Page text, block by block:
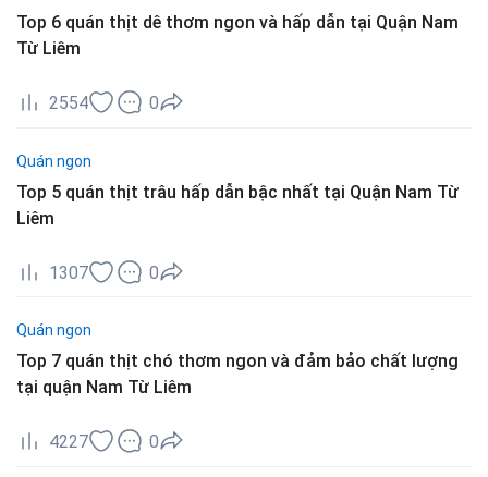
Top 6 quán thịt dê thơm ngon và hấp dẫn tại Quận Nam
Từ Liêm
2554 0
Quán ngon
Top 5 quán thịt trâu hấp dẫn bậc nhất tại Quận Nam Từ
Liêm
1307 0
Quán ngon
Top 7 quán thịt chó thơm ngon và đảm bảo chất lượng
tại quận Nam Từ Liêm
4227 0